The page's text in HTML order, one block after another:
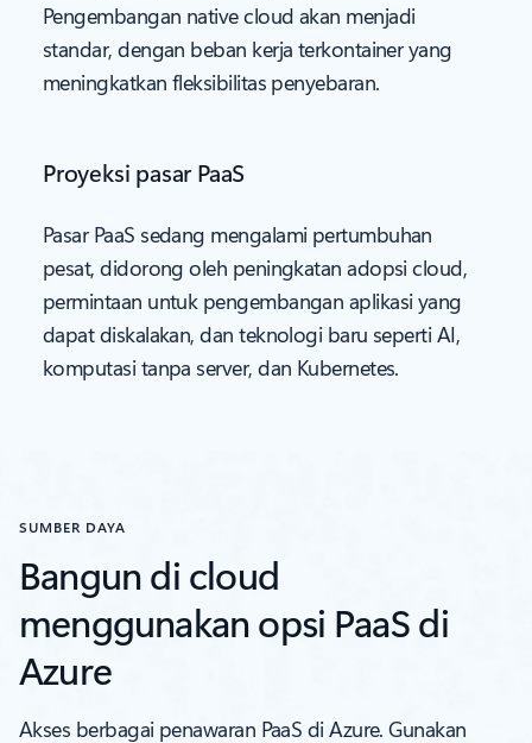
Pengembangan native cloud akan menjadi
standar, dengan beban kerja terkontainer yang
meningkatkan fleksibilitas penyebaran.
Proyeksi pasar PaaS
Pasar PaaS sedang mengalami pertumbuhan
pesat, didorong oleh peningkatan adopsi cloud,
permintaan untuk pengembangan aplikasi yang
dapat diskalakan, dan teknologi baru seperti AI,
komputasi tanpa server, dan Kubernetes.
SUMBER DAYA
Bangun di cloud
menggunakan opsi PaaS di
Azure
Akses berbagai penawaran PaaS di Azure. Gunakan